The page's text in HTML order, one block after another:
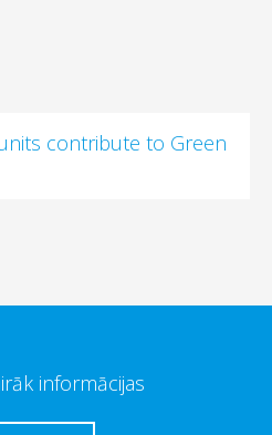
contribute to Green
informācijas